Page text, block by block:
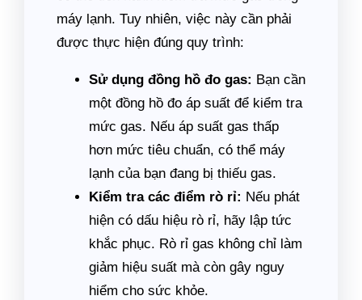
máy lạnh. Tuy nhiên, việc này cần phải
được thực hiện đúng quy trình:
Sử dụng đồng hồ đo gas: Bạn cần
một đồng hồ đo áp suất để kiểm tra
mức gas. Nếu áp suất gas thấp
hơn mức tiêu chuẩn, có thể máy
lạnh của bạn đang bị thiếu gas.
Kiểm tra các điểm rò rỉ: Nếu phát
hiện có dấu hiệu rò rỉ, hãy lập tức
khắc phục. Rò rỉ gas không chỉ làm
giảm hiệu suất mà còn gây nguy
hiểm cho sức khỏe.